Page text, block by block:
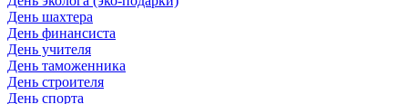
День шахтера
День финансиста
День учителя
День таможенника
День строителя
День спорта